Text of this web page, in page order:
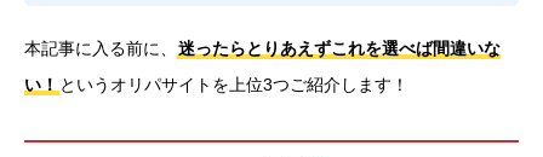
本記事に入る前に、 迷ったらとりあえずこれを選べば間違いな
い！ というオリパサイトを上位3つご紹介します！